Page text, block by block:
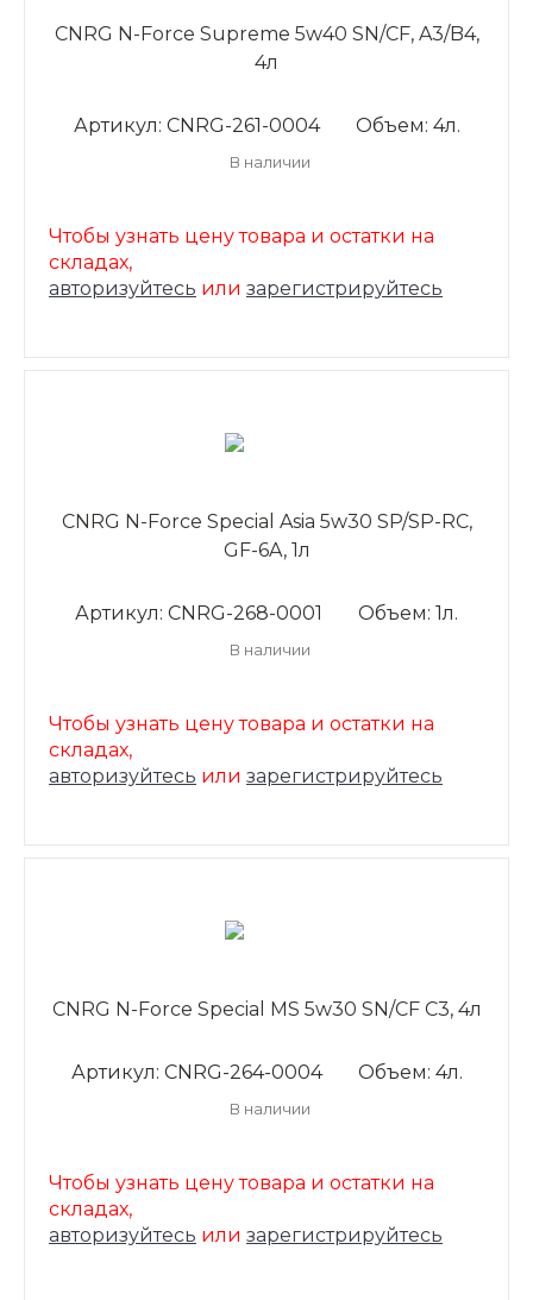
CNRG N-Force Supreme 5w40 SN/CF, A3/B4,
4л
Артикул: CNRG-261-0004 Объем: 4л.
В наличии
Чтобы узнать цену товара и остатки на
складах,
авторизуйтесь или зарегистрируйтесь
CNRG N-Force Special Asia 5w30 SP/SP-RC,
GF-6A, 1л
Артикул: CNRG-268-0001 Объем: 1л.
В наличии
Чтобы узнать цену товара и остатки на
складах,
авторизуйтесь или зарегистрируйтесь
CNRG N-Force Special MS 5w30 SN/CF C3, 4л
Артикул: CNRG-264-0004 Объем: 4л.
В наличии
Чтобы узнать цену товара и остатки на
складах,
авторизуйтесь или зарегистрируйтесь